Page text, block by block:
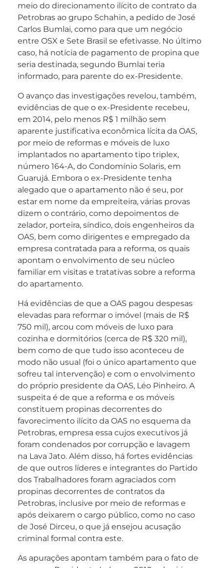
meio do direcionamento ilícito de contrato da
Petrobras ao grupo Schahin, a pedido de José
Carlos Bumlai, como para que um negócio
entre OSX e Sete Brasil se efetivasse. No último
caso, há notícia de pagamento de propina que
seria destinada, segundo Bumlai teria
informado, para parente do ex-Presidente.
O avanço das investigações revelou, também,
evidências de que o ex-Presidente recebeu,
em 2014, pelo menos R$ 1 milhão sem
aparente justificativa econômica lícita da OAS,
por meio de reformas e móveis de luxo
implantados no apartamento tipo triplex,
número 164-A, do Condomínio Solaris, em
Guarujá. Embora o ex-Presidente tenha
alegado que o apartamento não é seu, por
estar em nome da empreiteira, várias provas
dizem o contrário, como depoimentos de
zelador, porteira, síndico, dois engenheiros da
OAS, bem como dirigentes e empregado da
empresa contratada para a reforma, os quais
apontam o envolvimento de seu núcleo
familiar em visitas e tratativas sobre a reforma
do apartamento.
Há evidências de que a OAS pagou despesas
elevadas para reformar o imóvel (mais de R$
750 mil), arcou com móveis de luxo para
cozinha e dormitórios (cerca de R$ 320 mil),
bem como de que tudo isso aconteceu de
modo não usual (foi o único apartamento que
sofreu tal intervenção) e com o envolvimento
do próprio presidente da OAS, Léo Pinheiro. A
suspeita é de que a reforma e os móveis
constituem propinas decorrentes do
favorecimento ilícito da OAS no esquema da
Petrobras, empresa essa cujos executivos já
foram condenados por corrupção e lavagem
na Lava Jato. Além disso, há fortes evidências
de que outros líderes e integrantes do Partido
dos Trabalhadores foram agraciados com
propinas decorrentes de contratos da
Petrobras, inclusive por meio de reformas e
após deixarem o cargo público, como no caso
de José Dirceu, o que já ensejou acusação
criminal formal contra este.
As apurações apontam também para o fato de